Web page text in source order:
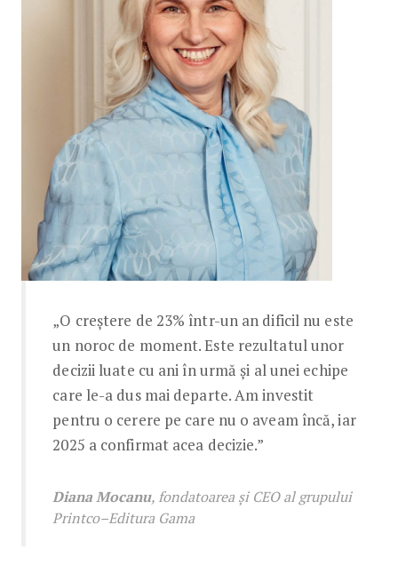
„O creștere de 23% într-un an dificil nu este
un noroc de moment. Este rezultatul unor
decizii luate cu ani în urmă și al unei echipe
care le-a dus mai departe. Am investit
pentru o cerere pe care nu o aveam încă, iar
2025 a confirmat acea decizie.”
Diana Mocanu, fondatoarea și CEO al grupului
Printco–Editura Gama